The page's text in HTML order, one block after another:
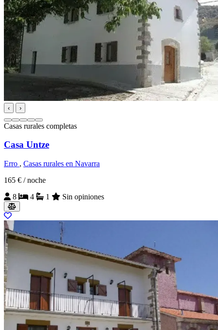
‹ ›
Casas rurales completas
Casa Untze
Erro , Casas rurales en Navarra
165 € / noche
8
4 1 Sin opiniones